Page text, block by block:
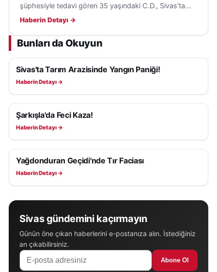
şüphesiyle tedavi gören 35 yaşındaki C.D., Sivas’ta
tüm müdahalelere rağmen hayatını kaybetti.
Haberin Detayı →
Bunları da Okuyun
ASAYIŞ
Sivas'ta Tarım Arazisinde Yangın Paniği!
Haberin Detayı →
ASAYIŞ
Şarkışla'da Feci Kaza!
Haberin Detayı →
ASAYIŞ
Yağdonduran Geçidi'nde Tır Faciası
Haberin Detayı →
Sivas gündemini kaçırmayın
Günün öne çıkan haberlerini e-postanıza alın. İstediğiniz
an çıkabilirsiniz.
Abone Ol